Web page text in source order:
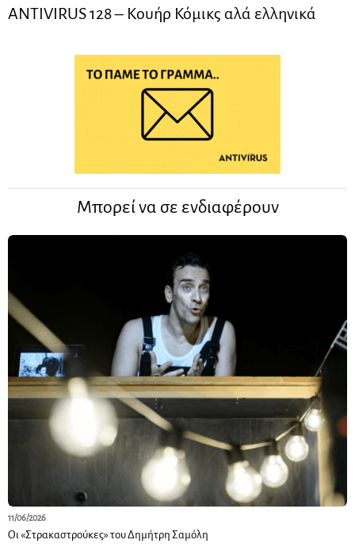
ANTIVIRUS 128 – Kουήρ Κόμικς αλά ελληνικά
Μπορεί να σε ενδιαφέρουν
11/06/2026
Οι «Στρακαστρούκες» του Δημήτρη Σαμόλη